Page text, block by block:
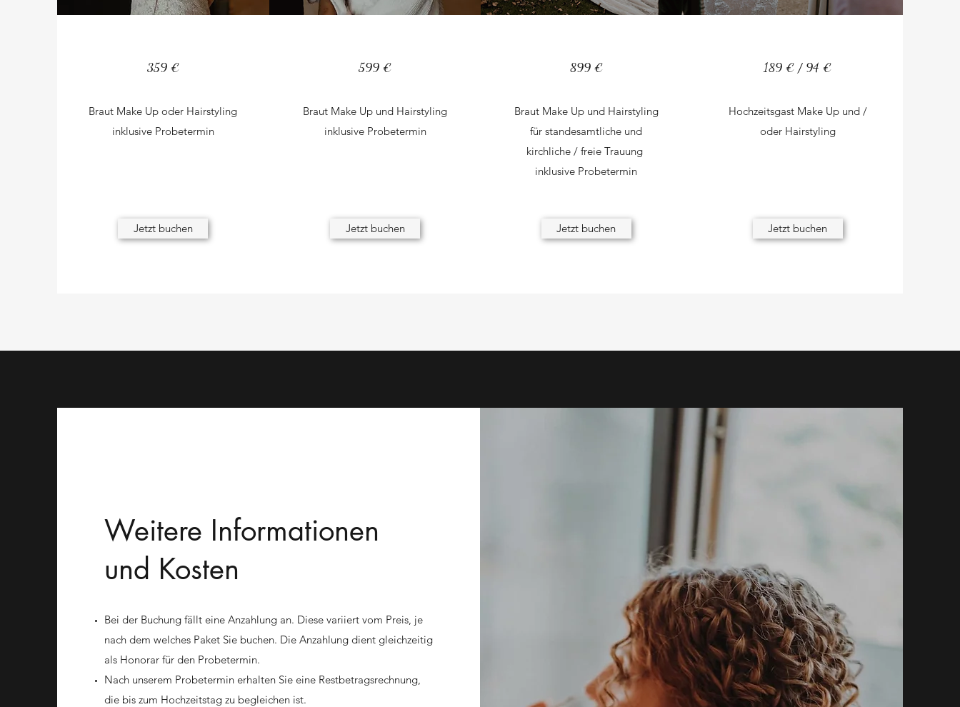
359 €
Braut Make Up oder Hairstyling
inklusive Probetermin
Jetzt buchen
599 €
Braut Make Up und Hairstyling
inklusive Probetermin
Jetzt buchen
899 €
Braut Make Up und Hairstyling
für standesamtliche und
kirchliche / freie Trauung
inklusive Probetermin
Jetzt buchen
189 € / 94 €
Hochzeitsgast Make Up und /
oder Hairstyling
Jetzt buchen
Weitere Informationen
und Kosten
Bei der Buchung fällt eine Anzahlung an. Diese variiert vom Preis, je
nach dem welches Paket Sie buchen. Die Anzahlung dient gleichzeitig
als Honorar für den Probetermin.
Nach unserem Probetermin erhalten Sie eine Restbetragsrechnung,
die bis zum Hochzeitstag zu begleichen ist.